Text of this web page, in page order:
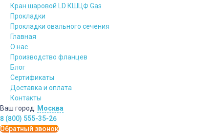
Кран шаровой LD КШЦФ Gas
Прокладки
Прокладки овального сечения
Главная
О нас
Производство фланцев
Блог
Сертификаты
Доставка и оплата
Контакты
Ваш город: Москва
8 (800) 555-35-26
Обратный звонок